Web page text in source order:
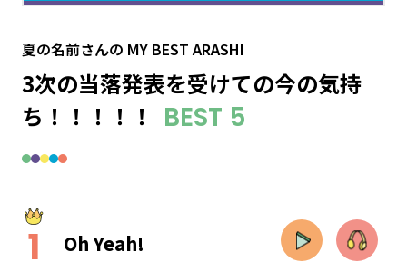
夏の名前さんの MY BEST ARASHI
3次の当落発表を受けての今の気持
ち！！！！！
BEST 5
Oh Yeah!